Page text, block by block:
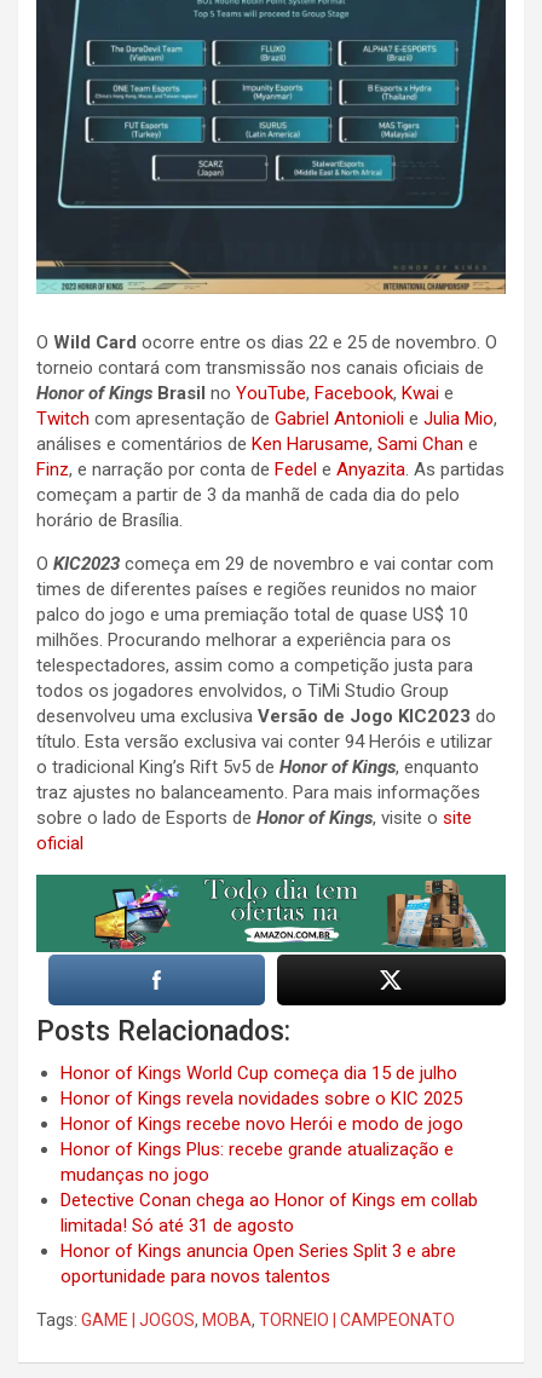
O Wild Card ocorre entre os dias 22 e 25 de novembro. O
torneio contará com transmissão nos canais oficiais de
Honor of Kings Brasil no YouTube, Facebook, Kwai e
Twitch com apresentação de Gabriel Antonioli e Julia Mio,
análises e comentários de Ken Harusame, Sami Chan e
Finz, e narração por conta de Fedel e Anyazita. As partidas
começam a partir de 3 da manhã de cada dia do pelo
horário de Brasília.
O KIC2023 começa em 29 de novembro e vai contar com
times de diferentes países e regiões reunidos no maior
palco do jogo e uma premiação total de quase US$ 10
milhões. Procurando melhorar a experiência para os
telespectadores, assim como a competição justa para
todos os jogadores envolvidos, o TiMi Studio Group
desenvolveu uma exclusiva Versão de Jogo KIC2023 do
título. Esta versão exclusiva vai conter 94 Heróis e utilizar
o tradicional King’s Rift 5v5 de Honor of Kings, enquanto
traz ajustes no balanceamento. Para mais informações
sobre o lado de Esports de Honor of Kings, visite o site
oficial
Posts Relacionados:
Honor of Kings World Cup começa dia 15 de julho
Honor of Kings revela novidades sobre o KIC 2025
Honor of Kings recebe novo Herói e modo de jogo
Honor of Kings Plus: recebe grande atualização e
mudanças no jogo
Detective Conan chega ao Honor of Kings em collab
limitada! Só até 31 de agosto
Honor of Kings anuncia Open Series Split 3 e abre
oportunidade para novos talentos
Tags: GAME | JOGOS, MOBA, TORNEIO | CAMPEONATO